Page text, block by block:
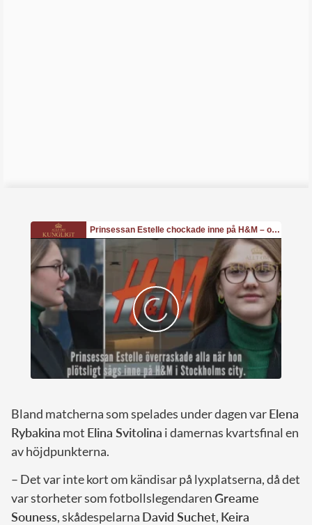
Bland matcherna som spelades under dagen varElena
Rybakina mot Elina Svitolina i damernas kvartsfinal en
av höjdpunkterna.
– Det var inte kort om kändisar på lyxplatserna, då det
var storheter som fotbollslegendarenGreame
Souness, skådespelarna David Suchet, Keira